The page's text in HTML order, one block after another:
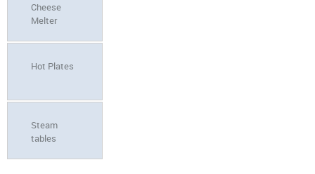
Cheese
Melter
Hot Plates
Steam
tables